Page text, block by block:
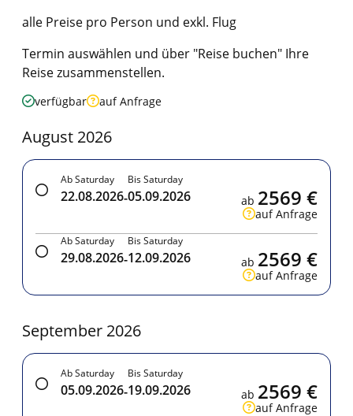
alle Preise pro Person und exkl. Flug
Termin auswählen und über "Reise buchen" Ihre
Reise zusammenstellen.
verfügbar auf Anfrage
August 2026
Ab Saturday
22.08.2026-
Bis Saturday
05.09.2026
auf Anfrage
ab 2569 €
Ab Saturday
29.08.2026-
Bis Saturday
12.09.2026
auf Anfrage
ab 2569 €
September 2026
Ab Saturday
05.09.2026-
Bis Saturday
19.09.2026
auf Anfrage
ab 2569 €